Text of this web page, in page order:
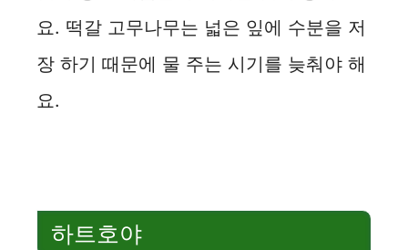
요. 떡갈 고무나무는 넓은 잎에 수분을 저
장 하기 때문에 물 주는 시기를 늦춰야 해
요.
하트호야